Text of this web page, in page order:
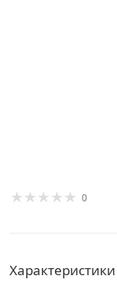
0
Характеристики